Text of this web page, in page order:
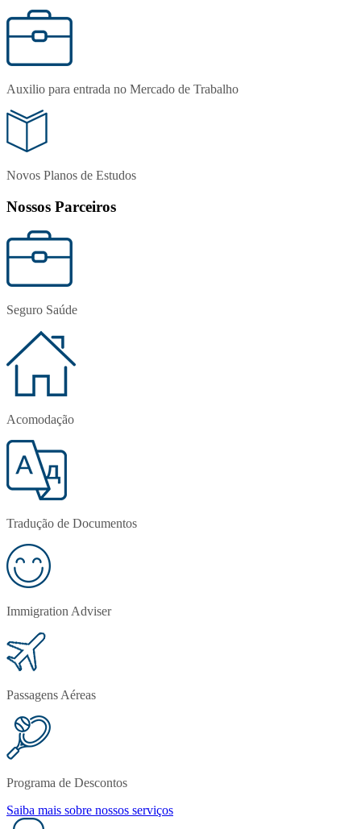
Auxilio para entrada no Mercado de Trabalho
Novos Planos de Estudos
Nossos Parceiros
Seguro Saúde
Acomodação
Tradução de Documentos
Immigration Adviser
Passagens Aéreas
Programa de Descontos
Saiba mais sobre nossos serviços